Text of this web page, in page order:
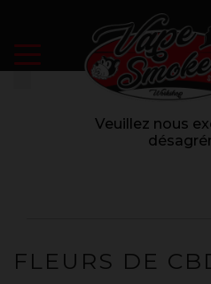
Veuillez nous
FLEURS DE